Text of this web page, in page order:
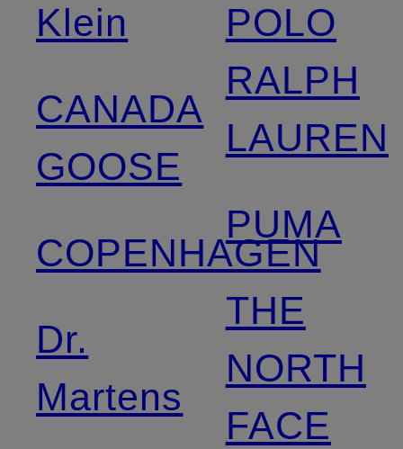
Klein
CANADA
GOOSE
COPENHAGEN
Dr.
Martens
POLO
RALPH
LAUREN
PUMA
THE
NORTH
FACE